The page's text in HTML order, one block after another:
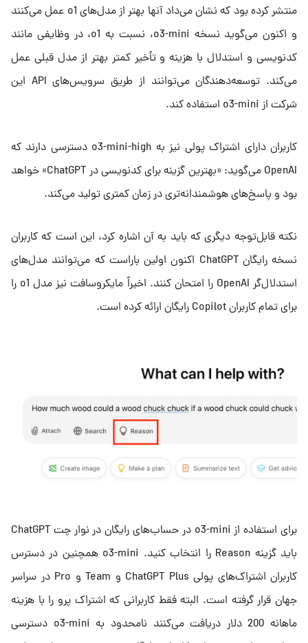
منتشر کرده بود که نشان می‌داد آنها بهتر از مدل‌های o1 عمل می‌کنند
و اکنون می‌گوید نسخه o3-mini، نسبت به o1، در وظایفی مانند
کدنویسی و استدلال با هزینه و تأخیر کمتر بهتر از مدل قبلی عمل
می‌کند. توسعه‌دهندگان می‌توانند از طریق سرویس‌های API این
شرکت از o3-mini استفاده کند.
کاربران دارای اشتراک پولی نیز به o3-mini-high دسترسی دارند که
OpenAI می‌گوید: «بهترین گزینه برای کدنویسی در ChatGPT» خواهد
بود و پاسخ‌های هوشمندانه‌تری در زمان کمتری تولید می‌کند.
نکته قابل‌توجه دیگری که باید به آن اشاره کرد، این است که کاربران
نسخه رایگان ChatGPT اکنون اولین باراست که می‌توانند مدل‌های
استدلال‌گر OpenAI را امتحان کنند. اخیراً مایکروسافت نیز مدل o1 را
برای تمام کاربران Copilot رایگان ارائه کرده است.
برای استفاده از o3-mini در حساب‌های رایگان در نوار چت ChatGPT
باید گزینه Reason را انتخاب کنید. o3-mini همچنین در دسترس
کاربران اشتراک‌های پولی ChatGPT Plus و Team و Pro در سراسر
جهان قرار گرفته است. البته فقط کاربرانی که اشتراک پرو را با هزینه
ماهانه 200 دلار دریافت می‌کنند نامحدود به o3-mini دسترسی